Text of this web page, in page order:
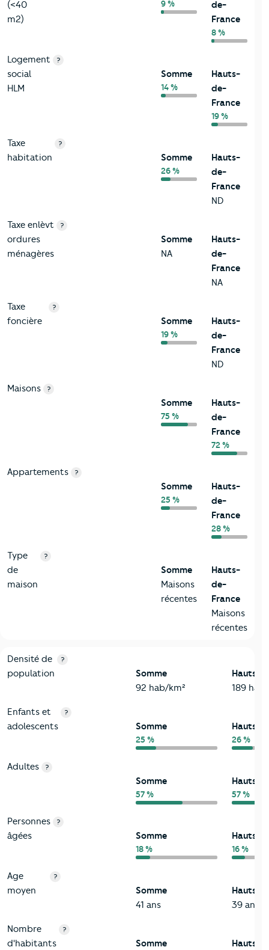
(<40
m2)
9 %
de-
France
8 %
Logement
social
HLM
?
Somme
14 %
Hauts-
de-
France
19 %
Taxe
habitation
?
Somme
26 %
Hauts-
de-
France
ND
Taxe enlèvt
ordures
ménagères
?
Somme
NA
Hauts-
de-
France
NA
Taxe
foncière
?
Somme
19 %
Hauts-
de-
France
ND
Maisons ?
Somme
75 %
Hauts-
de-
France
72 %
Appartements ?
Somme
25 %
Hauts-
de-
France
28 %
Type
de
maison
?
Somme
Maisons
récentes
Hauts-
de-
France
Maisons
récentes
2-Habitants
Critères Somme
Densité de
population
?
Somme
92 hab/km²
Hauts-
189
Enfants et
adolescents
?
Somme
25 %
Hauts-
26 %
Adultes ?
Somme
57 %
Hauts-
57 %
Personnes
âgées
?
Somme
18 %
Hauts-
16 %
Age
moyen
?
Somme
41 ans
Hauts-
39 ans
Nombre
d'habitants
?
Somme
Hauts-